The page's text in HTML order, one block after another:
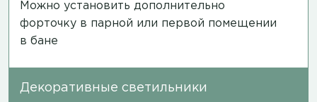
Можно установить дополнительно
форточку в парной или первой помещении
в бане
Декоративные светильники